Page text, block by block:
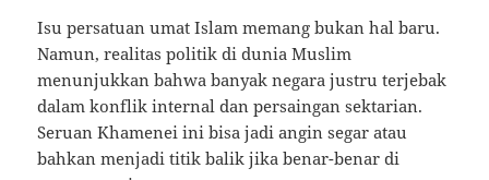
Isu persatuan umat Islam memang bukan hal baru.
Namun, realitas politik di dunia Muslim
menunjukkan bahwa banyak negara justru terjebak
dalam konflik internal dan persaingan sektarian.
Seruan Khamenei ini bisa jadi angin segar atau
bahkan menjadi titik balik jika benar-benar di